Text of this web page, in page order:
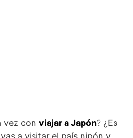
vez con viajar a Japón? ¿Es
a visitar el país nipón y